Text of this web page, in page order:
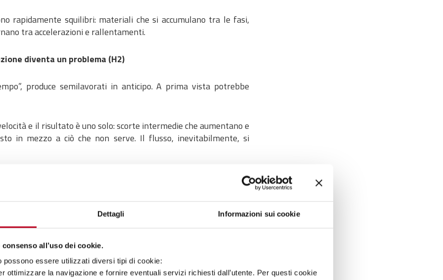
Dettagli Informazioni sui cookie
all’uso dei cookie.
possono essere utilizzati diversi tipi di cookie:
ottimizzare la navigazione e fornire eventuali servizi richiesti dall’utente. Per questi cookie
rapidamente squilibri: materiali che si accumulano tra le fasi,
tra accelerazioni e rallentamenti.
diventa un problema (H2)
produce semilavorati in anticipo. A prima vista potrebbe
e il risultato è uno solo: scorte intermedie che aumentano e
in mezzo a ciò che non serve. Il flusso, inevitabilmente, si
solo quando la fase successiva invia un segnale reale,
in un sistema Pull nel tuo processo
, richiede metodo e osservazione del flusso reale. Alcuni elementi